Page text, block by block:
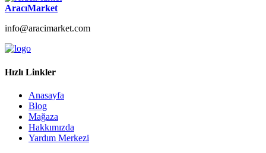
AracıMarket
info@aracimarket.com
Hızlı Linkler
Anasayfa
Blog
Mağaza
Hakkımızda
Yardım Merkezi